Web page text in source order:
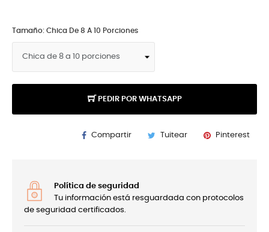
Tamaño: Chica De 8 A 10 Porciones
PEDIR POR WHATSAPP
Compartir Tuitear Pinterest
Política de seguridad
Tu información está resguardada con protocolos
de seguridad certificados.